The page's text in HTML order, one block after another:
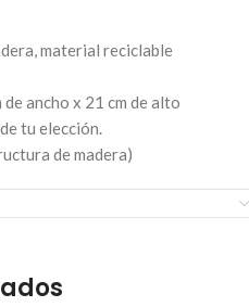
material reciclable
ancho x 21 cm de alto
tu elección.
de madera)